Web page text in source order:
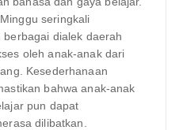
seringkali
dialek daerah
oleh anak-anak dari
Kesederhanaan
bahwa anak-anak
pun dapat
dilibatkan.